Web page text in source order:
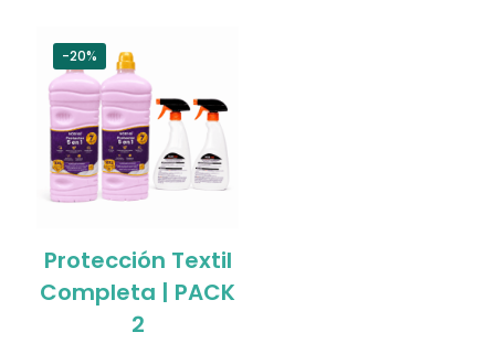
-20%
Protección Textil
Completa | PACK
2